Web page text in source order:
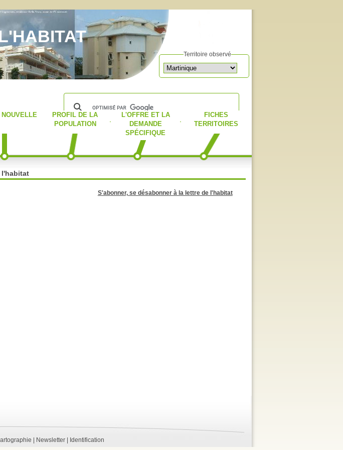
Territoire observé
NOUVELLE
PROFIL DE LA
POPULATION
L'OFFRE ET LA
DEMANDE
SPÉCIFIQUE
FICHES
TERRITOIRES
l'habitat
S'abonner, se désabonner à la lettre de l'habitat
| Newsletter | Identification